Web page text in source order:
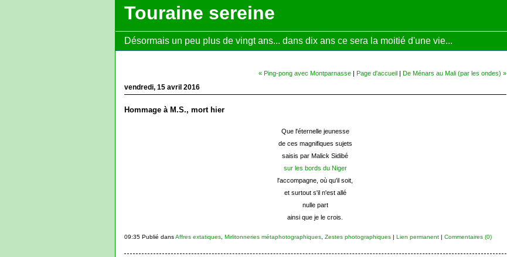
Touraine sereine
Désormais un peu plus de vingt ans... dans dix ans ce sera la moitié d'une vie...
« Ping-pong avec Montparnasse| Page d'accueil| De Ménars au Mali (par les ondes) »
vendredi, 15 avril 2016
Hommage à M.S., mort hier
Que l'éternelle jeunesse
de ces magnifiques sujets
saisis par Malick Sidibé
sur les bords du Niger
l'accompagne, où qu'il soit,
et surtout s'il n'est allé
nulle part
ainsi que je le crois.
09:35 Publié dansAffres extatiques, Mirlitonneries métaphotographiques, Zestes photographiques| Lien permanent| Commentaires (0)